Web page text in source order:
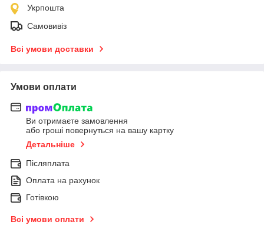
Укрпошта
Самовивіз
Всі умови доставки
Умови оплати
Ви отримаєте замовлення
або гроші повернуться на вашу картку
Детальніше
Післяплата
Оплата на рахунок
Готівкою
Всі умови оплати